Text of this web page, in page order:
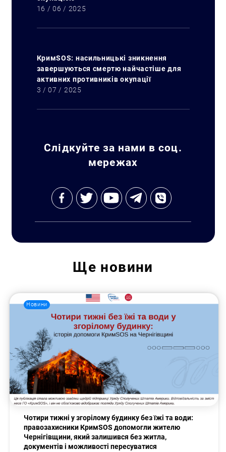
16 / 06 / 2025
КримSOS: насильницькі зникнення
завершуються смертю найчастіше для
активних противників окупації
3 / 07 / 2025
Слідкуйте за нами в соц.
мережах
Ще новини
Новини
Чотири тижні у згорілому будинку без їжі та води:
правозахисники КримSOS допомогли жителю
Чернігівщини, який залишився без житла,
документів і можливості пересуватися